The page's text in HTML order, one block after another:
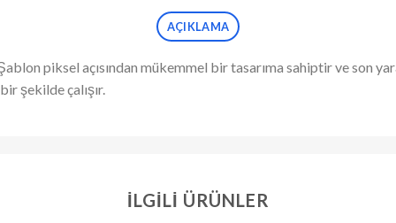
AÇIKLAMA
piksel açısından mükemmel bir tasarıma sahiptir ve son
şekilde çalışır.
İLGILI ÜRÜNLER